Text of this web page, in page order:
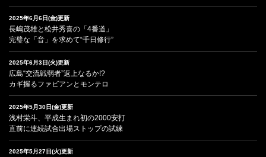
2025年6月6日(金)更新
長嶋茂雄と松井秀喜の「4番道」
完璧な「音」を求めて“千日修行”
2025年6月3日(火)更新
広島“交流戦弱者”返上なるか!?
カギ握るファビアンとモンテロ
2025年5月30日(金)更新
浅村栄斗、平成生まれ初の2000安打
直前に連続試合出場ストップの試練
2025年5月27日(火)更新